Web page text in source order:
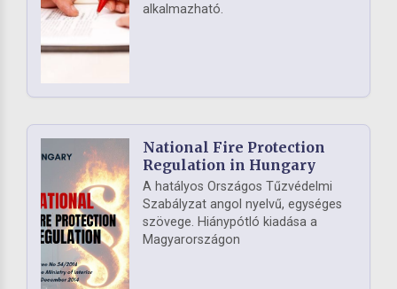
alkalmazható.
National Fire Protection
Regulation in Hungary
A hatályos Országos Tűzvédelmi
Szabályzat angol nyelvű, egységes
szövege. Hiánypótló kiadása a
Magyarországon